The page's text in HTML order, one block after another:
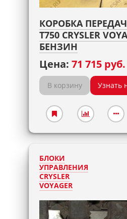
КОРОБКА ПЕРЕДАЧ
T750 CRYSLER
БЕНЗИН
Цена: 71 715 руб.
В корзину Узнать
БЛОКИ
УПРАВЛЕНИЯ
CRYSLER
VOYAGER